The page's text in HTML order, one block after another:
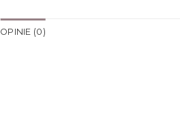
OPINIE (0)